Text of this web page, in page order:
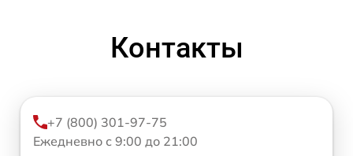
Контакты
+7 (800) 301-97-75
Ежедневно с 9:00 до 21:00